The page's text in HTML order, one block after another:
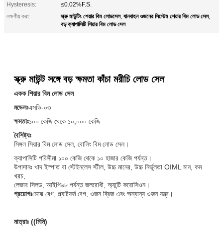
Hysteresis:
≤0.02%F.S.
লক্ষণীয় করা:
স্ক্রু মাউন্টিং শেয়ার বিম লোডসেল, যানবাহন ওজনের সিস্টেম শেয়ার বিম লোড সেল,
বড় ক্যাপাসিটি শিয়ার বিম লোড সেল
স্ক্রু মাউন্ট সঙ্গে বড় ক্ষমতা কাঁচা মরীচি লোড সেল
একক শিয়ার বিম লোড সেল
মডেলঃএসডি-০৩
ক্ষমতাঃ১০০ কেজি থেকে ১০,০০০ কেজি
বৈশিষ্ট্যঃ
সিঙ্গল সিয়ার বিম লোড সেল, বোলিং বিম লোড সেল।
ক্যাপাসিটি পরিসীমা ১০০ কেজি থেকে ১০ হাজার কেজি পর্যন্ত।
উপাদানঃ খাদ ইস্পাত বা স্টেইনলেস স্টীল, উচ্চ মানের, উচ্চ নির্ভুলতা OIML মান, কম
খরচ,
লেজার সিলড, আইপি৬৮ পর্যন্ত জলরোধী, অ্যান্টি করোসিওন।
প্রয়োগঃমেঝে বেগ, প্ল্যাটফর্ম বেগ, ওজন ব্রিজ এবং অন্যান্য ওজন যন্ত্র।
মাত্রাঃ ((মিমি)